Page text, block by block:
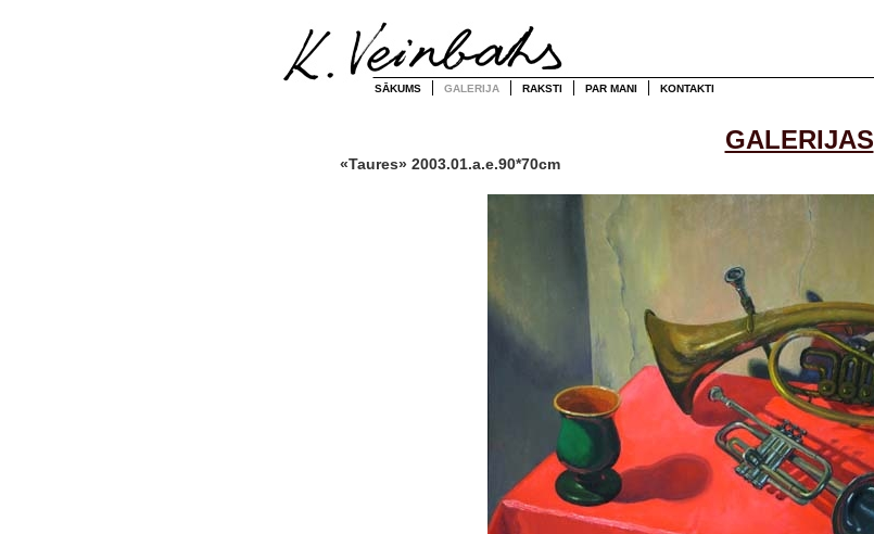
SĀKUMS GALERIJA RAKSTI PAR MANI KONTAKTI
GALERIJAS
«Taures» 2003.01.a.e.90*70cm